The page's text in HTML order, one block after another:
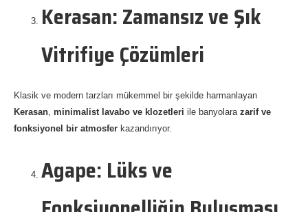
Kerasan: Zamansız ve Şık
Vitrifiye Çözümleri
Klasik ve modern tarzları mükemmel bir şekilde harmanlayan
Kerasan, minimalist lavabo ve klozetleri ile banyolara zarif ve
fonksiyonel bir atmosfer kazandırıyor.
Agape: Lüks ve